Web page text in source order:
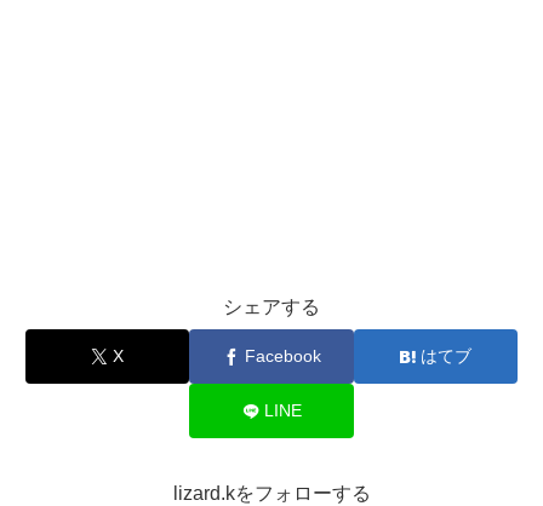
シェアする
X Facebook はてブ
LINE
lizard.kをフォローする